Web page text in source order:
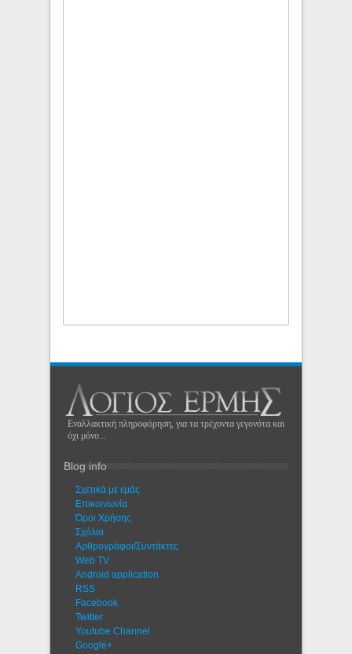
Εναλλακτική πληροφόρηση, για τα τρέχοντα γεγονότα και
όχι μόνο...
Blog info
Σχετικά με εμάς
Eπικοινωνία
Όροι Χρήσης
Σχόλια
Αρθρογράφοι/Συντάκτες
Web TV
Android application
RSS
Facebook
Twitter
Youtube Channel
Google+